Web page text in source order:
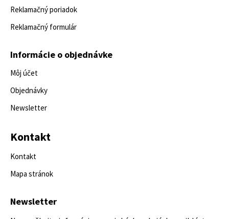
Reklamačný poriadok
Reklamačný formulár
Informácie o objednávke
Môj účet
Objednávky
Newsletter
Kontakt
Kontakt
Mapa stránok
Newsletter